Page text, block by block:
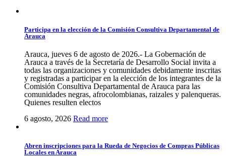
Participa en la elección de la Comisión Consultiva Departamental de
Arauca
Arauca, jueves 6 de agosto de 2026.- La Gobernación de
Arauca a través de la Secretaría de Desarrollo Social invita a
todas las organizaciones y comunidades debidamente inscritas
y registradas a participar en la elección de los integrantes de la
Comisión Consultiva Departamental de Arauca para las
comunidades negras, afrocolombianas, raizales y palenqueras.
Quienes resulten electos
6 agosto, 2026 Read more
Abren inscripciones para la Rueda de Negocios de Compras Públicas
Locales en Arauca